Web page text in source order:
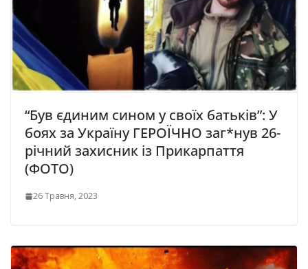
“Був єдиним сином у своїх батьків”: У
бoяx зa Укpaїну ГЕРОЇЧНО зaг*нув 26-
piчний зaxиcник iз Пpикapпaття
(ФОТО)
26 Травня, 2023